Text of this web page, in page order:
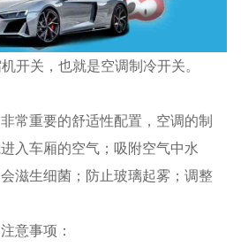
开关，也就是空调制冷开关。
常重要的舒适性配置，空调的制
入车厢的空气；吸附空气中水
滋生细菌；防止玻璃起雾；调整
意事项：